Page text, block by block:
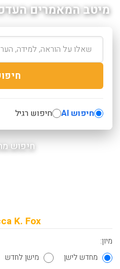
מיטב המאמרים
חיפוש AI חיפוש רגיל
חיפוש
K. Fox
מיון:
מחדש לישן
מישן לחדש